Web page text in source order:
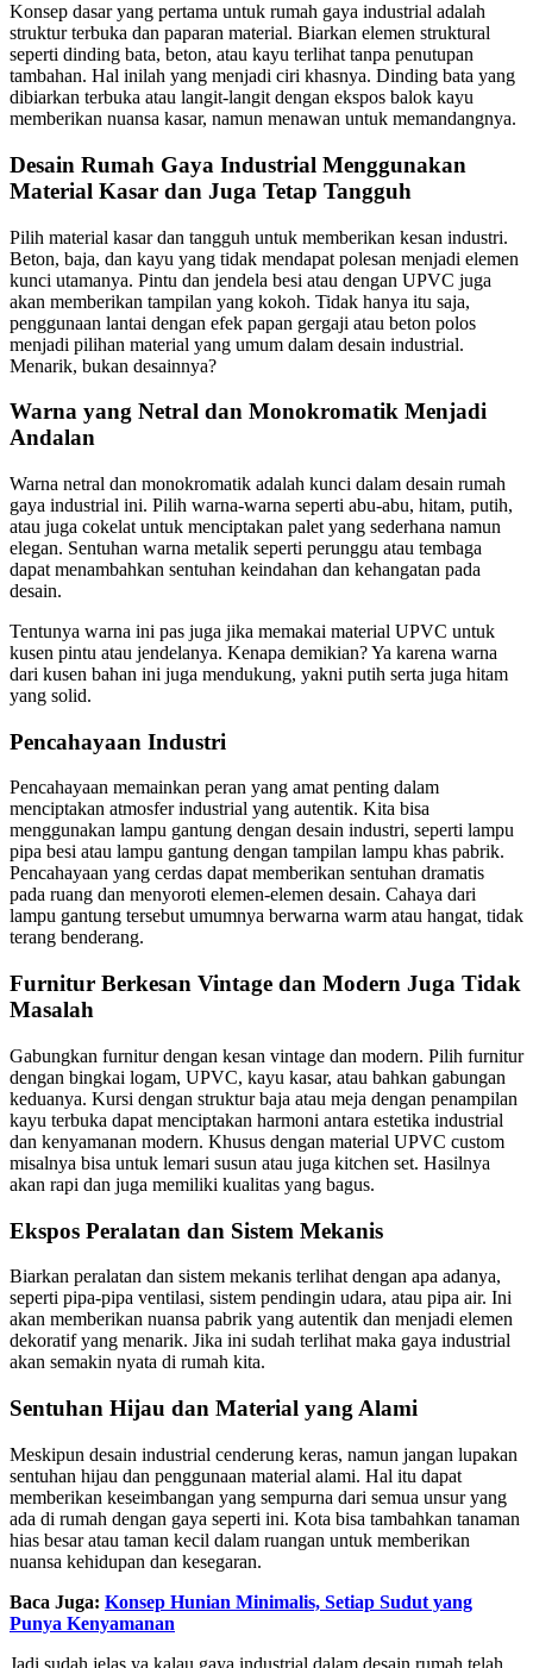
Konsep dasar yang pertama untuk rumah gaya industrial adalah
struktur terbuka dan paparan material. Biarkan elemen struktural
seperti dinding bata, beton, atau kayu terlihat tanpa penutupan
tambahan. Hal inilah yang menjadi ciri khasnya. Dinding bata yang
dibiarkan terbuka atau langit-langit dengan ekspos balok kayu
memberikan nuansa kasar, namun menawan untuk memandangnya.
Desain Rumah Gaya Industrial Menggunakan
Material Kasar dan Juga Tetap Tangguh
Pilih material kasar dan tangguh untuk memberikan kesan industri.
Beton, baja, dan kayu yang tidak mendapat polesan menjadi elemen
kunci utamanya. Pintu dan jendela besi atau dengan UPVC juga
akan memberikan tampilan yang kokoh. Tidak hanya itu saja,
penggunaan lantai dengan efek papan gergaji atau beton polos
menjadi pilihan material yang umum dalam desain industrial.
Menarik, bukan desainnya?
Warna yang Netral dan Monokromatik Menjadi
Andalan
Warna netral dan monokromatik adalah kunci dalam desain rumah
gaya industrial ini. Pilih warna-warna seperti abu-abu, hitam, putih,
atau juga cokelat untuk menciptakan palet yang sederhana namun
elegan. Sentuhan warna metalik seperti perunggu atau tembaga
dapat menambahkan sentuhan keindahan dan kehangatan pada
desain.
Tentunya warna ini pas juga jika memakai material UPVC untuk
kusen pintu atau jendelanya. Kenapa demikian? Ya karena warna
dari kusen bahan ini juga mendukung, yakni putih serta juga hitam
yang solid.
Pencahayaan Industri
Pencahayaan memainkan peran yang amat penting dalam
menciptakan atmosfer industrial yang autentik. Kita bisa
menggunakan lampu gantung dengan desain industri, seperti lampu
pipa besi atau lampu gantung dengan tampilan lampu khas pabrik.
Pencahayaan yang cerdas dapat memberikan sentuhan dramatis
pada ruang dan menyoroti elemen-elemen desain. Cahaya dari
lampu gantung tersebut umumnya berwarna warm atau hangat, tidak
terang benderang.
Furnitur Berkesan Vintage dan Modern Juga Tidak
Masalah
Gabungkan furnitur dengan kesan vintage dan modern. Pilih furnitur
dengan bingkai logam, UPVC, kayu kasar, atau bahkan gabungan
keduanya. Kursi dengan struktur baja atau meja dengan penampilan
kayu terbuka dapat menciptakan harmoni antara estetika industrial
dan kenyamanan modern. Khusus dengan material UPVC custom
misalnya bisa untuk lemari susun atau juga kitchen set. Hasilnya
akan rapi dan juga memiliki kualitas yang bagus.
Ekspos Peralatan dan Sistem Mekanis
Biarkan peralatan dan sistem mekanis terlihat dengan apa adanya,
seperti pipa-pipa ventilasi, sistem pendingin udara, atau pipa air. Ini
akan memberikan nuansa pabrik yang autentik dan menjadi elemen
dekoratif yang menarik. Jika ini sudah terlihat maka gaya industrial
akan semakin nyata di rumah kita.
Sentuhan Hijau dan Material yang Alami
Meskipun desain industrial cenderung keras, namun jangan lupakan
sentuhan hijau dan penggunaan material alami. Hal itu dapat
memberikan keseimbangan yang sempurna dari semua unsur yang
ada di rumah dengan gaya seperti ini. Kota bisa tambahkan tanaman
hias besar atau taman kecil dalam ruangan untuk memberikan
nuansa kehidupan dan kesegaran.
Baca Juga: Konsep Hunian Minimalis, Setiap Sudut yang
Punya Kenyamanan
Jadi sudah jelas ya kalau gaya industrial dalam desain rumah telah